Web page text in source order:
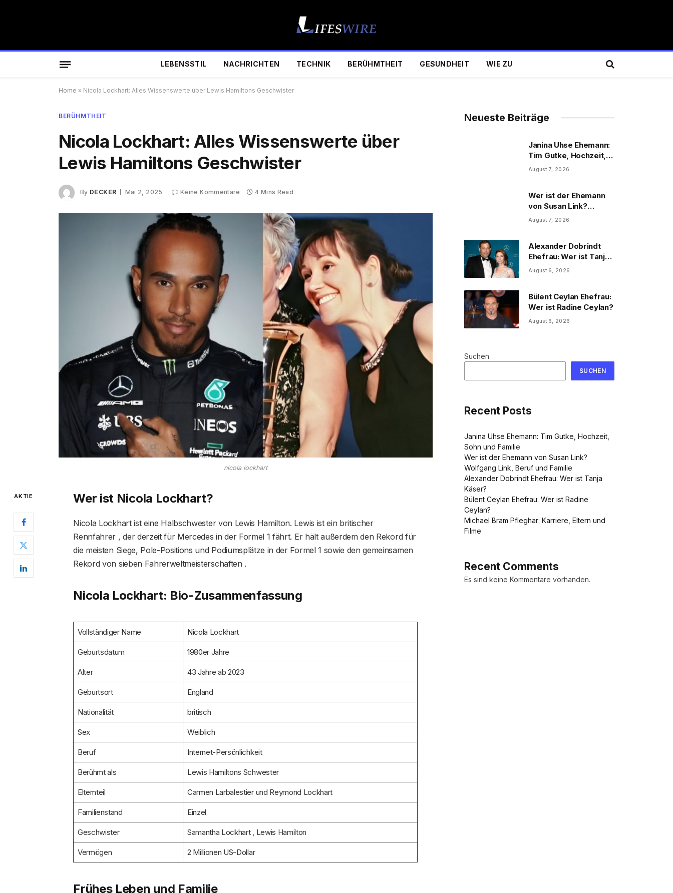
LEBENSSTIL NACHRICHTEN TECHNIK BERÜHMTHEIT GESUNDHEIT WIE ZU
Home » Nicola Lockhart: Alles Wissenswerte über Lewis Hamiltons Geschwister
BERÜHMTHEIT
Nicola Lockhart: Alles Wissenswerte über
Lewis Hamiltons Geschwister
By DECKER Mai 2, 2025 Keine Kommentare 4 Mins Read
nicola lockhart
AKTIE Wer ist Nicola Lockhart?
Nicola Lockhart ist eine Halbschwester von Lewis Hamilton. Lewis ist ein britischer
Rennfahrer , der derzeit für Mercedes in der Formel 1 fährt. Er hält außerdem den Rekord für
die meisten Siege, Pole-Positions und Podiumsplätze in der Formel 1 sowie den gemeinsamen
Rekord von sieben Fahrerweltmeisterschaften .
Nicola Lockhart: Bio-Zusammenfassung
Vollständiger Name Nicola Lockhart
Geburtsdatum 1980er Jahre
Alter 43 Jahre ab 2023
Geburtsort England
Nationalität britisch
Sex Weiblich
Beruf Internet-Persönlichkeit
Berühmt als Lewis Hamiltons Schwester
Elternteil Carmen Larbalestier und Reymond Lockhart
Familienstand Einzel
Geschwister Samantha Lockhart , Lewis Hamilton
Vermögen 2 Millionen US-Dollar
Frühes Leben und Familie
Neueste Beiträge
Janina Uhse Ehemann:
Tim Gutke, Hochzeit,
Sohn und Familie
August 7, 2026
Wer ist der Ehemann
von Susan Link?
Wolfgang Link, Beruf
August 7, 2026
Alexander Dobrindt
Ehefrau: Wer ist Tanja
Käser?
August 6, 2026
Bülent Ceylan Ehefrau:
Wer ist Radine Ceylan?
August 6, 2026
Suchen
SUCHEN
Recent Posts
Janina Uhse Ehemann: Tim Gutke, Hochzeit,
Sohn und Familie
Wer ist der Ehemann von Susan Link?
Wolfgang Link, Beruf und Familie
Alexander Dobrindt Ehefrau: Wer ist Tanja
Käser?
Bülent Ceylan Ehefrau: Wer ist Radine
Ceylan?
Michael Bram Pfleghar: Karriere, Eltern und
Filme
Recent Comments
Es sind keine Kommentare vorhanden.